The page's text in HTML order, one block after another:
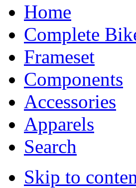
Home
Complete
Frameset
Components
Accessories
Apparels
Search
Skip to